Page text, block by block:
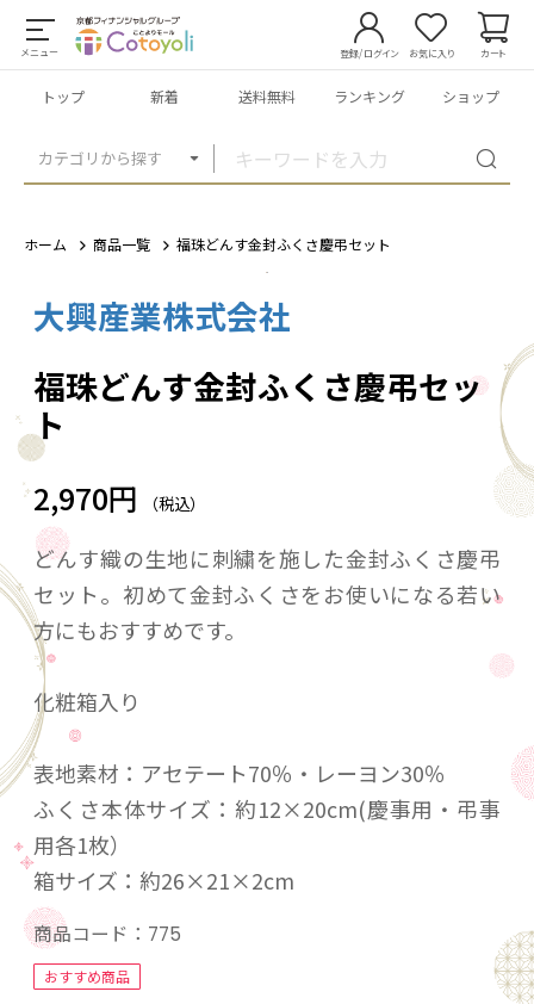
メニュー
カテゴリから探す
登録/ログイン お気に入り カート
トップ 新着 送料無料 ランキング ショップ
ホーム 商品一覧 福珠どんす金封ふくさ慶弔セット
大興産業株式会社
福珠どんす金封ふくさ慶弔セッ
ト
2,970円 （税込）
どんす織の生地に刺繍を施した金封ふくさ慶弔
セット。初めて金封ふくさをお使いになる若い
方にもおすすめです。
化粧箱入り
表地素材：アセテート70％・レーヨン30％
ふくさ本体サイズ：約12×20cm(慶事用・弔事
用各1枚）
箱サイズ：約26×21×2cm
商品コード： 775
おすすめ商品